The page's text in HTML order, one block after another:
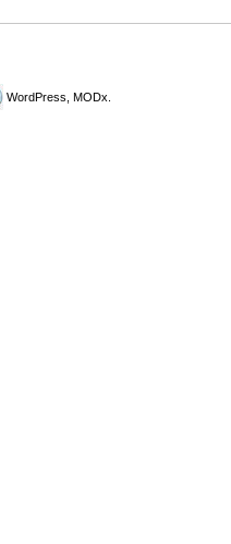
WordPress, MODx.